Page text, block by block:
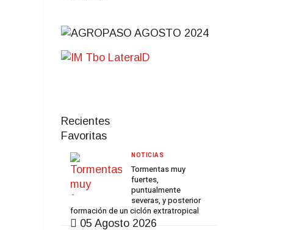
Recientes
Favoritas
Tormentas muy
fuertes,
puntualmente
severas, y posterior
formación de un ciclón extratropical
05 Agosto 2026
NOTICIAS